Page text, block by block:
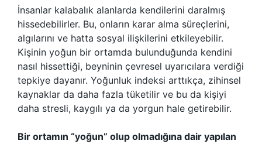
İnsanlar kalabalık alanlarda kendilerini daralmış
hissedebilirler. Bu, onların karar alma süreçlerini,
algılarını ve hatta sosyal ilişkilerini etkileyebilir.
Kişinin yoğun bir ortamda bulunduğunda kendini
nasıl hissettiği, beyninin çevresel uyarıcılara verdiği
tepkiye dayanır. Yoğunluk indeksi arttıkça, zihinsel
kaynaklar da daha fazla tüketilir ve bu da kişiyi
daha stresli, kaygılı ya da yorgun hale getirebilir.
Bir ortamın “yoğun” olup olmadığına dair yapılan